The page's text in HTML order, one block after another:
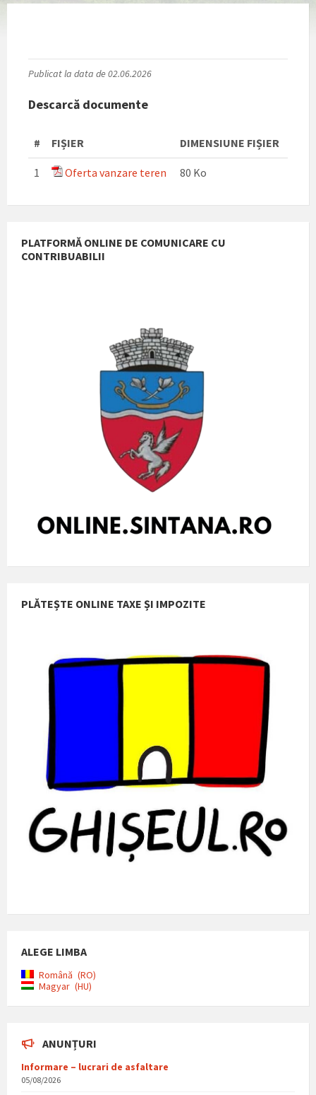
Publicat la data de 02.06.2026
Descarcă documente
# FIȘIER DIMENSIUNE FIȘIER
1 Oferta vanzare teren 80 Ko
PLATFORMĂ ONLINE DE COMUNICARE CU
CONTRIBUABILII
PLĂTEȘTE ONLINE TAXE ȘI IMPOZITE
ALEGE LIMBA
Română
RO
Magyar
HU
ANUNȚURI
Informare – lucrari de asfaltare
05/08/2026